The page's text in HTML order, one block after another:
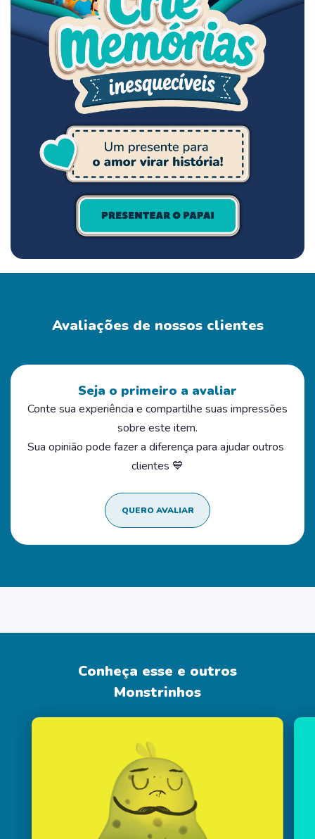
Avaliações de nossos clientes
Seja o primeiro a avaliar
Conte sua experiência e compartilhe suas impressões
sobre este item.
Sua opinião pode fazer a diferença para ajudar outros
clientes 💙
QUERO AVALIAR
Conheça esse e outros
Monstrinhos